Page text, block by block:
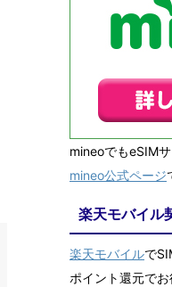
mineoでもeSIM
mineo公式ページ
楽天モバイル
楽天モバイルで
ポイント還元でお